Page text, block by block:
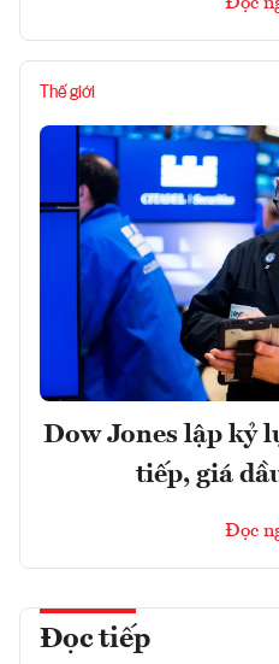
Thế giới
Dow Jones lập kỷ
tiếp, giá
Đọc
Đọc tiếp